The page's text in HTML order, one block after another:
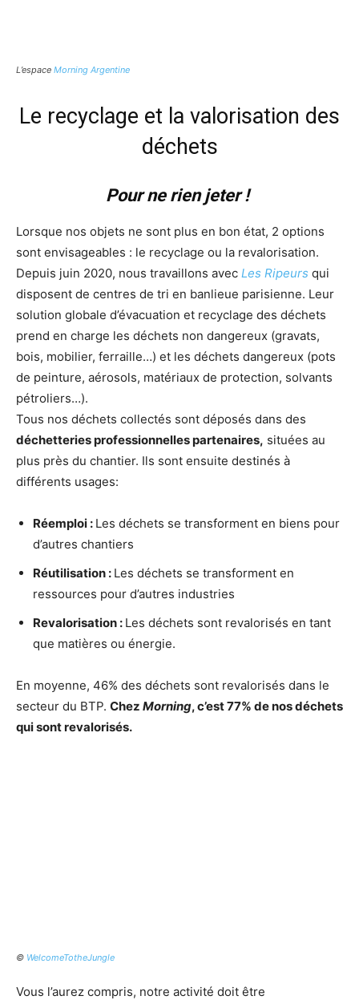
L’espace Morning Argentine
Le recyclage et la valorisation des
déchets
Pour ne rien jeter !
Lorsque nos objets ne sont plus en bon état, 2 options
sont envisageables : le recyclage ou la revalorisation.
Depuis juin 2020, nous travaillons avec Les Ripeurs qui
disposent de centres de tri en banlieue parisienne. Leur
solution globale d’évacuation et recyclage des déchets
prend en charge les déchets non dangereux (gravats,
bois, mobilier, ferraille…) et les déchets dangereux (pots
de peinture, aérosols, matériaux de protection, solvants
pétroliers…).
Tous nos déchets collectés sont déposés dans des
déchetteries professionnelles partenaires, situées au
plus près du chantier. Ils sont ensuite destinés à
différents usages:
Réemploi : Les déchets se transforment en biens pour
d’autres chantiers
Réutilisation : Les déchets se transforment en
ressources pour d’autres industries
Revalorisation : Les déchets sont revalorisés en tant
que matières ou énergie.
En moyenne, 46% des déchets sont revalorisés dans le
secteur du BTP. Chez Morning, c’est 77% de nos déchets
qui sont revalorisés.
© WelcomeTotheJungle
Vous l’aurez compris, notre activité doit être